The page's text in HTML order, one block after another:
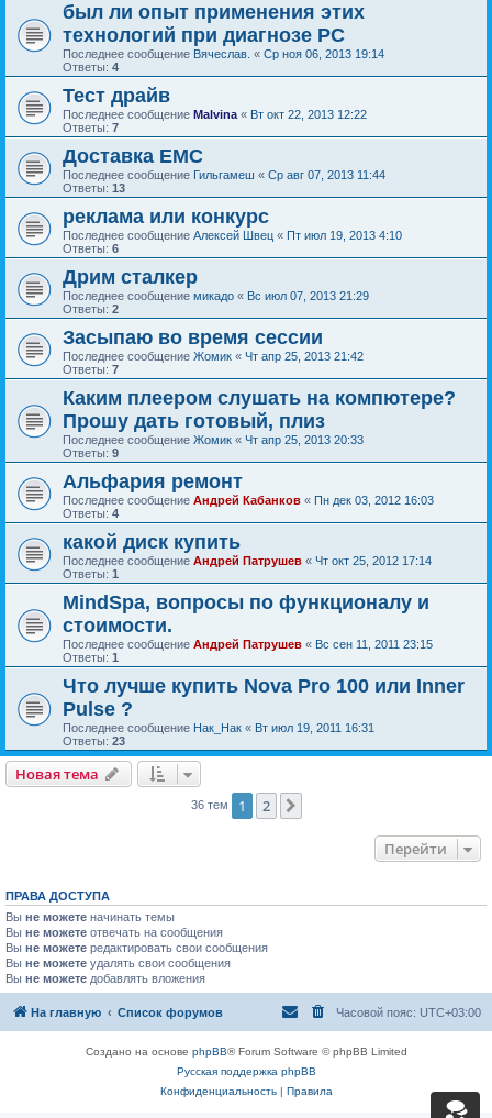
был ли опыт применения этих
технологий при диагнозе РС
Последнее сообщение Вячеслав. « Ср ноя 06, 2013 19:14
Ответы: 4
Тест драйв
Последнее сообщение Malvina « Вт окт 22, 2013 12:22
Ответы: 7
Доставка ЕМС
Последнее сообщение Гильгамеш « Ср авг 07, 2013 11:44
Ответы: 13
реклама или конкурс
Последнее сообщение Алексей Швец « Пт июл 19, 2013 4:10
Ответы: 6
Дрим сталкер
Последнее сообщение микадо « Вс июл 07, 2013 21:29
Ответы: 2
Засыпаю во время сессии
Последнее сообщение Жомик « Чт апр 25, 2013 21:42
Ответы: 7
Каким плеером слушать на компютере?
Прошу дать готовый, плиз
Последнее сообщение Жомик « Чт апр 25, 2013 20:33
Ответы: 9
Альфария ремонт
Последнее сообщение Андрей Кабанков « Пн дек 03, 2012 16:03
Ответы: 4
какой диск купить
Последнее сообщение Андрей Патрушев « Чт окт 25, 2012 17:14
Ответы: 1
MindSpa, вопросы по функционалу и
стоимости.
Последнее сообщение Андрей Патрушев « Вс сен 11, 2011 23:15
Ответы: 1
Что лучше купить Nova Pro 100 или Inner
Pulse ?
Последнее сообщение Нак_Нак « Вт июл 19, 2011 16:31
Ответы: 23
Новая тема
36 тем 1 2
Перейти
ПРАВА ДОСТУПА
Вы не можете начинать темы
Вы не можете отвечать на сообщения
Вы не можете редактировать свои сообщения
Вы не можете удалять свои сообщения
Вы не можете добавлять вложения
На главную Список форумов Часовой пояс: UTC+03:00
Создано на основе phpBB® Forum Software © phpBB Limited
Русская поддержка phpBB
Конфиденциальность| Правила